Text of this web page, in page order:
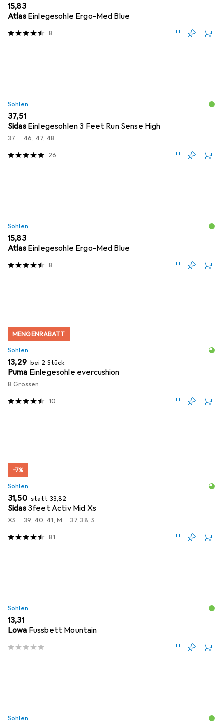
EUR
15,83
Atlas Einlegesohle Ergo-Med Blue
8
Sohlen
EUR
37,51
Sidas Einlegesohlen 3 Feet Run Sense High
37 46, 47, 48
26
Sohlen
EUR
15,83
Atlas Einlegesohle Ergo-Med Blue
8
MENGENRABATT
Sohlen
EUR
13,29 bei 2 Stück
Puma Einlegesohle evercushion
8 Grössen
10
−7%
Sohlen
EUR
31,50 statt EUR
33,82
Sidas 3feet Activ Mid Xs
XS 39, 40, 41, M 37, 38, S
81
Sohlen
EUR
13,31
Lowa Fussbett Mountain
Sohlen